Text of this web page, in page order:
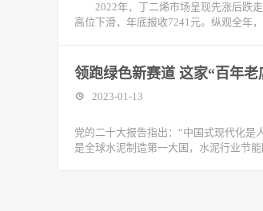
2022年，丁二烯市场呈现先涨后跌走
高位下滑，年底报收7241元。纵观全年
领跑绿色新赛道 这家“百年老
2023-01-13
党的二十大报告指出：“中国式现代化是
是全球水泥制造第一大国，水泥行业节